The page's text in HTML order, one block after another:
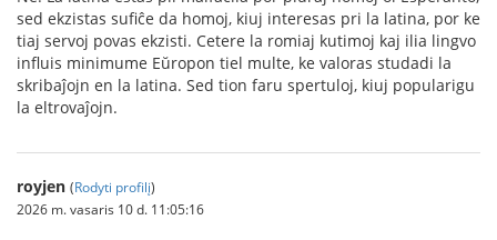
sed ekzistas sufiĉe da homoj, kiuj interesas pri la latina, por ke
tiaj servoj povas ekzisti. Cetere la romiaj kutimoj kaj ilia lingvo
influis minimume Eŭropon tiel multe, ke valoras studadi la
skribaĵojn en la latina. Sed tion faru spertuloj, kiuj popularigu
la eltrovaĵojn.
royjen (Rodyti profilį)
2026 m. vasaris 10 d. 11:05:16